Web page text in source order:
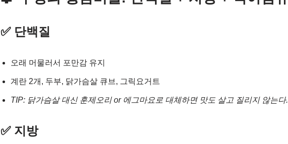
✅ 단백질
오래 머물러서 포만감 유지
계란 2개, 두부, 닭가슴살 큐브, 그릭요거트
TIP: 닭가슴살 대신 훈제오리 or 에그마요로 대체하면 맛도 살고 질리지 않는다.
✅ 지방